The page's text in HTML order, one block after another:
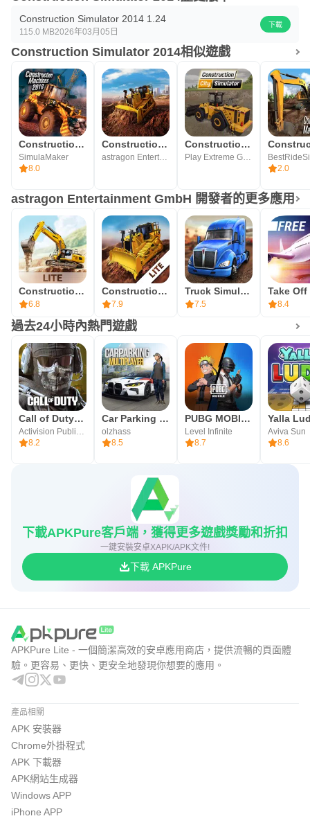
Construction Simulator 2014 1.24
115.0 MB2026年03月05日
下載
Construction Simulator 2014相似遊戲
Construction Machines 2016
SimulaMaker
8.0
Construction Simulator 2 Construction City Simulator
2.0
astragon Entertainment GmbH 開發者的更多應用
Construction Simulator 3 Lite
6.8
Construction Simulator 2 Lite
7.9
Truck Simulation 19
7.5 8.4
過去24小時內熱門遊戲
Call of Duty®: Mobile
8.2
Car Parking Multiplayer
olzhass
8.5
PUBG MOBILE
Level Infinite
8.7
Aviva Sun
8.6
下載APKPure客戶端，獲得更多遊戲獎勵和折扣
一鍵安裝安卓XAPK/APK文件!
下載 APKPure
APKPure Lite - 一個簡潔高效的安卓應用商店，提供流暢的頁面體
驗。更容易、更快、更安全地發現你想要的應用。
產品相關
APK 安裝器
Chrome外掛程式
APK 下載器
APK網站生成器
Windows APP
iPhone APP